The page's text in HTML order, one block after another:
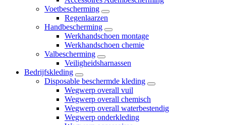
Voetbescherming
Regenlaarzen
Handbescherming
Werkhandschoen montage
Werkhandschoen chemie
Valbescherming
Veiligheidsharnassen
Bedrijfskleding
Disposable beschermde kleding
Wegwerp overall vuil
Wegwerp overall chemisch
Wegwerp overall waterbestendig
Wegwerp onderkleding